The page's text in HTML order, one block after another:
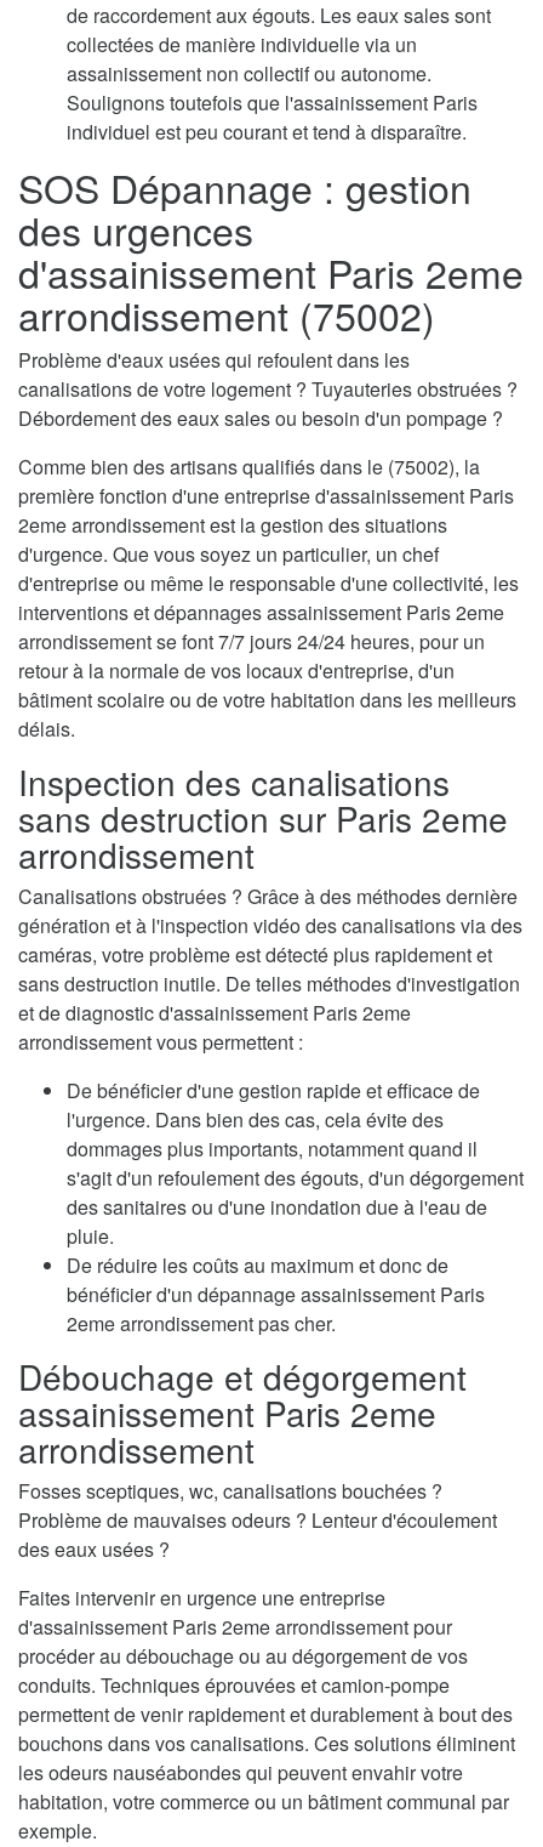
de raccordement aux égouts. Les eaux sales sont
collectées de manière individuelle via un
assainissement non collectif ou autonome.
Soulignons toutefois que l'assainissement Paris
individuel est peu courant et tend à disparaître.
SOS Dépannage : gestion
des urgences
d'assainissement Paris 2eme
arrondissement (75002)
Problème d'eaux usées qui refoulent dans les
canalisations de votre logement ? Tuyauteries obstruées ?
Débordement des eaux sales ou besoin d'un pompage ?
Comme bien des artisans qualifiés dans le (75002), la
première fonction d'une entreprise d'assainissement Paris
2eme arrondissement est la gestion des situations
d'urgence. Que vous soyez un particulier, un chef
d'entreprise ou même le responsable d'une collectivité, les
interventions et dépannages assainissement Paris 2eme
arrondissement se font 7/7 jours 24/24 heures, pour un
retour à la normale de vos locaux d'entreprise, d'un
bâtiment scolaire ou de votre habitation dans les meilleurs
délais.
Inspection des canalisations
sans destruction sur Paris 2eme
arrondissement
Canalisations obstruées ? Grâce à des méthodes dernière
génération et à l'inspection vidéo des canalisations via des
caméras, votre problème est détecté plus rapidement et
sans destruction inutile. De telles méthodes d'investigation
et de diagnostic d'assainissement Paris 2eme
arrondissement vous permettent :
De bénéficier d'une gestion rapide et efficace de
l'urgence. Dans bien des cas, cela évite des
dommages plus importants, notamment quand il
s'agit d'un refoulement des égouts, d'un dégorgement
des sanitaires ou d'une inondation due à l'eau de
pluie.
De réduire les coûts au maximum et donc de
bénéficier d'un dépannage assainissement Paris
2eme arrondissement pas cher.
Débouchage et dégorgement
assainissement Paris 2eme
arrondissement
Fosses sceptiques, wc, canalisations bouchées ?
Problème de mauvaises odeurs ? Lenteur d'écoulement
des eaux usées ?
Faites intervenir en urgence une entreprise
d'assainissement Paris 2eme arrondissement pour
procéder au débouchage ou au dégorgement de vos
conduits. Techniques éprouvées et camion-pompe
permettent de venir rapidement et durablement à bout des
bouchons dans vos canalisations. Ces solutions éliminent
les odeurs nauséabondes qui peuvent envahir votre
habitation, votre commerce ou un bâtiment communal par
exemple.